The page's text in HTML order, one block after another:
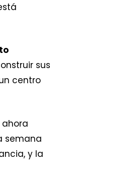
sus
centro
semana
y la